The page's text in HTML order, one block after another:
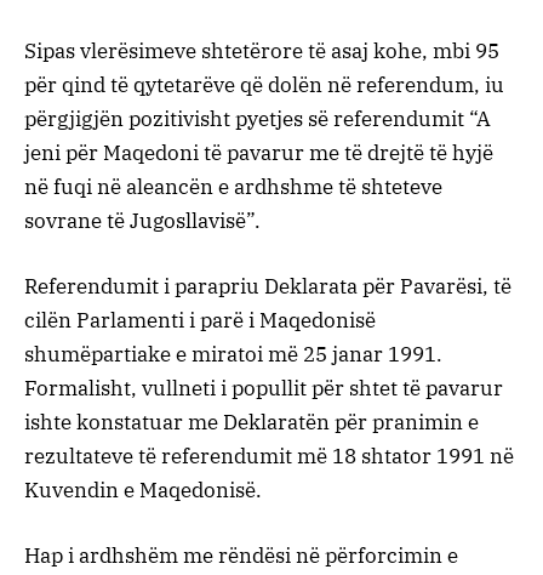
Sipas vlerësimeve shtetërore të asaj kohe, mbi 95
për qind të qytetarëve që dolën në referendum, iu
përgjigjën pozitivisht pyetjes së referendumit “A
jeni për Maqedoni të pavarur me të drejtë të hyjë
në fuqi në aleancën e ardhshme të shteteve
sovrane të Jugosllavisë”.
Referendumit i parapriu Deklarata për Pavarësi, të
cilën Parlamenti i parë i Maqedonisë
shumëpartiake e miratoi më 25 janar 1991.
Formalisht, vullneti i popullit për shtet të pavarur
ishte konstatuar me Deklaratën për pranimin e
rezultateve të referendumit më 18 shtator 1991 në
Kuvendin e Maqedonisë.
Hap i ardhshëm me rëndësi në përforcimin e